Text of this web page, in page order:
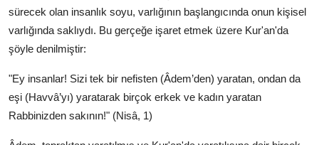
sürecek olan insanlık soyu, varlığının başlangıcında onun kişisel
varlığında saklıydı. Bu gerçeğe işaret etmek üzere Kur'an'da
şöyle denilmiştir:
"Ey insanlar! Sizi tek bir nefisten (Âdem’den) yaratan, ondan da
eşi (Havvâ’yı) yaratarak birçok erkek ve kadın yaratan
Rabbinizden sakının!" (Nisâ, 1)